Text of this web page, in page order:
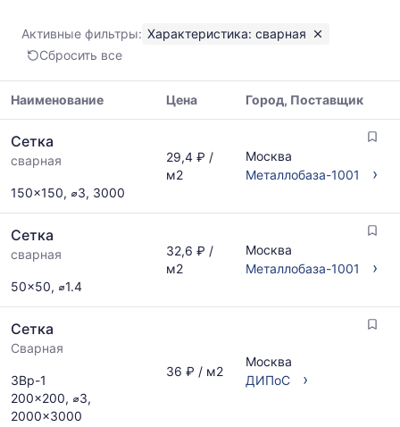
Показаны
минимальная,
медианная
и
максимальная
данным
прайс-
листов
поставщиков
последний
месяц.
рассчитывается
по
актуальным
предложениям
обновляется
по
мере
Активные фильтры: Характеристика: сварная
Сбросить все
цен
на
указанием
ГОСТ,
размеров
поставщиков
по
запросу
Наименование Цена Город, Поставщик
Сетка
сварная
150x150, ⌀3, 3000
29,4 ₽ /
м2
Москва
Металлобаза-1001
›
Сетка
сварная
50x50, ⌀1.4
32,6 ₽ /
м2
Москва
Металлобаза-1001
›
Сетка
Сварная
3Вр-1
200x200, ⌀3,
2000x3000
36 ₽ / м2
Москва
ДИПоС
›